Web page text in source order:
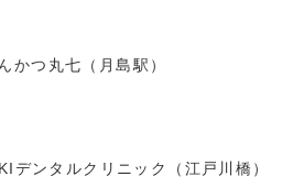
つ丸七（月島駅）
ンタルクリニック（江戸川橋）